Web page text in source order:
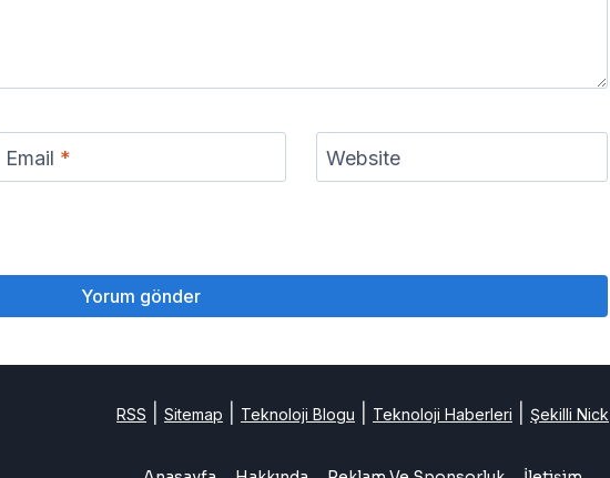
Email * Website
RSS Sitemap Teknoloji Blogu Teknoloji Haberleri Şekilli Nick